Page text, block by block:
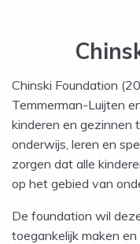
Chinski Foundation
Temmerman-Luijten
kinderen en gezinnen
onderwijs, leren en
zorgen dat alle
op het gebied van
De foundation wil
toegankelijk maken